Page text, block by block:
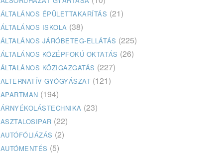
ÁLTALÁNOS ÉPÜLETTAKARÍTÁS (21)
ÁLTALÁNOS ISKOLA (38)
ÁLTALÁNOS JÁRÓBETEG-ELLÁTÁS (225)
ÁLTALÁNOS KÖZÉPFOKÚ OKTATÁS (26)
ÁLTALÁNOS KÖZIGAZGATÁS (227)
ALTERNATÍV GYÓGYÁSZAT (121)
APARTMAN (194)
ÁRNYÉKOLÁSTECHNIKA (23)
ASZTALOSIPAR (22)
AUTÓFÓLIÁZÁS (2)
AUTÓMENTÉS (5)